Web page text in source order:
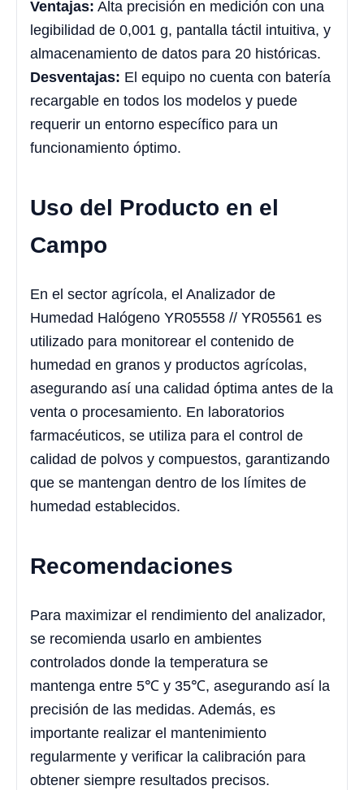
Ventajas: Alta precisión en medición con una
legibilidad de 0,001 g, pantalla táctil intuitiva, y
almacenamiento de datos para 20 históricas.
Desventajas: El equipo no cuenta con batería
recargable en todos los modelos y puede
requerir un entorno específico para un
funcionamiento óptimo.
Uso del Producto en el
Campo
En el sector agrícola, el Analizador de
Humedad Halógeno YR05558 // YR05561 es
utilizado para monitorear el contenido de
humedad en granos y productos agrícolas,
asegurando así una calidad óptima antes de la
venta o procesamiento. En laboratorios
farmacéuticos, se utiliza para el control de
calidad de polvos y compuestos, garantizando
que se mantengan dentro de los límites de
humedad establecidos.
Recomendaciones
Para maximizar el rendimiento del analizador,
se recomienda usarlo en ambientes
controlados donde la temperatura se
mantenga entre 5℃ y 35℃, asegurando así la
precisión de las medidas. Además, es
importante realizar el mantenimiento
regularmente y verificar la calibración para
obtener siempre resultados precisos.